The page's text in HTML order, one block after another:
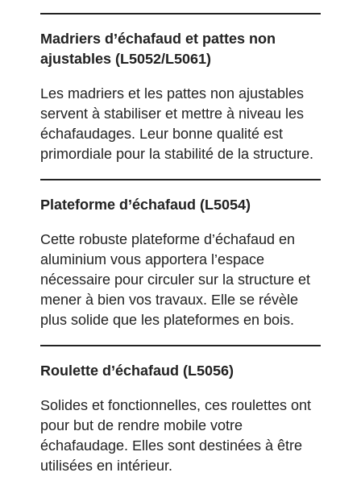
Madriers d’échafaud et pattes non
ajustables (L5052/L5061)
Les madriers et les pattes non ajustables
servent à stabiliser et mettre à niveau les
échafaudages. Leur bonne qualité est
primordiale pour la stabilité de la structure.
Plateforme d’échafaud (L5054)
Cette robuste plateforme d’échafaud en
aluminium vous apportera l’espace
nécessaire pour circuler sur la structure et
mener à bien vos travaux. Elle se révèle
plus solide que les plateformes en bois.
Roulette d’échafaud (L5056)
Solides et fonctionnelles, ces roulettes ont
pour but de rendre mobile votre
échafaudage. Elles sont destinées à être
utilisées en intérieur.